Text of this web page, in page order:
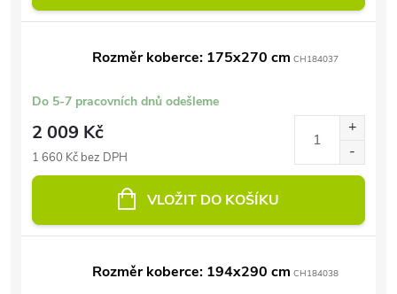
Rozměr koberce: 175x270 cm CH184037
Do 5-7 pracovních dnů odešleme
2 009 Kč
1 660 Kč bez DPH
VLOŽIT DO KOŠÍKU
Rozměr koberce: 194x290 cm CH184038